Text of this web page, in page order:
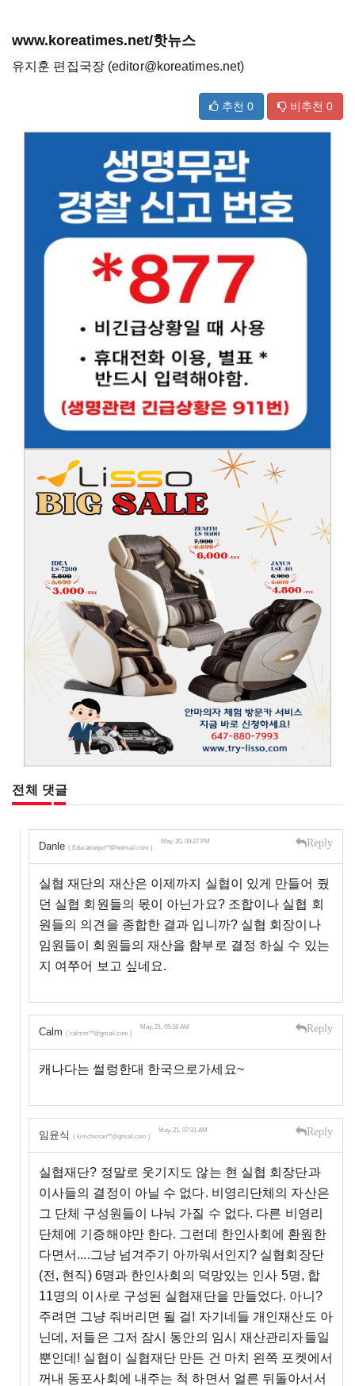
www.koreatimes.net/핫뉴스
유지훈 편집국장 (editor@koreatimes.net)
추천 0 비추천 0
전체 댓글
Danle ( Educationpo**@hotmail.com )
May, 20, 09:27 PM Reply
실협 재단의 재산은 이제까지 실협이 있게 만들어 줬
던 실협 회원들의 몫이 아닌가요? 조합이나 실협 회
원들의 의견을 종합한 결과 입니까? 실협 회장이나
임원들이 회원들의 재산을 함부로 결정 하실 수 있는
지 여쭈어 보고 싶네요.
Calm ( calmm**@gmail.com )
May, 21, 05:18 AM Reply
캐나다는 썰렁한대 한국으로가세요~
임윤식 ( kimchiman**@gmail.com )
May, 21, 07:31 AM Reply
실협재단? 정말로 웃기지도 않는 현 실협 회장단과
이사들의 결정이 아닐 수 없다. 비영리단체의 자산은
그 단체 구성원들이 나눠 가질 수 없다. 다른 비영리
단체에 기증해야만 한다. 그런데 한인사회에 환원한
다면서....그냥 넘겨주기 아까워서인지? 실협회장단
(전, 현직) 6명과 한인사회의 덕망있는 인사 5명, 합
11명의 이사로 구성된 실협재단을 만들었다. 아니?
주려면 그냥 줘버리면 될 걸! 자기네들 개인재산도 아
닌데, 저들은 그저 잠시 동안의 임시 재산관리자들일
뿐인데! 실협이 실협재단 만든 건 마치 왼쪽 포켓에서
꺼내 동포사회에 내주는 척 하면서 얼른 뒤돌아서서